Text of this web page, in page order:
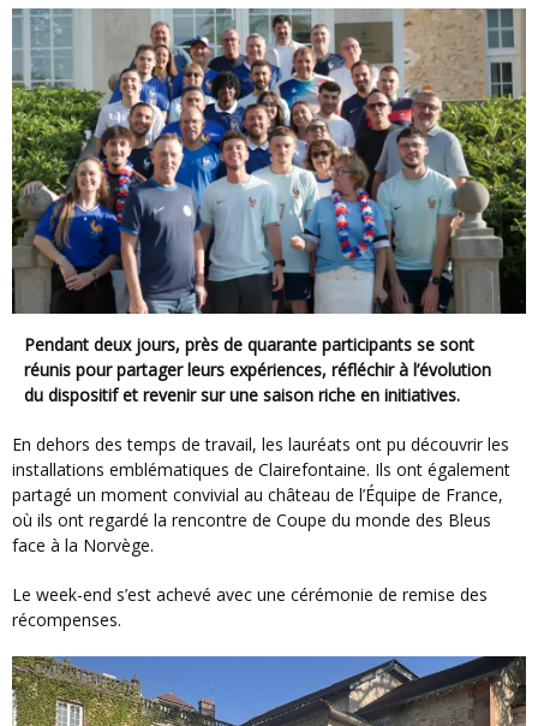
Pendant deux jours, près de quarante participants se sont
réunis pour partager leurs expériences, réfléchir à l’évolution
du dispositif et revenir sur une saison riche en initiatives.
En dehors des temps de travail, les lauréats ont pu découvrir les
installations emblématiques de Clairefontaine. Ils ont également
partagé un moment convivial au château de l’Équipe de France,
où ils ont regardé la rencontre de Coupe du monde des Bleus
face à la Norvège.
Le week-end s’est achevé avec une cérémonie de remise des
récompenses.